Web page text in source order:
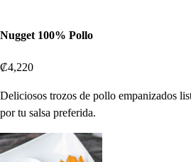
Nugget 100% Pollo
₡4,220
Deliciosos trozos de pollo empanizados
por tu salsa preferida.